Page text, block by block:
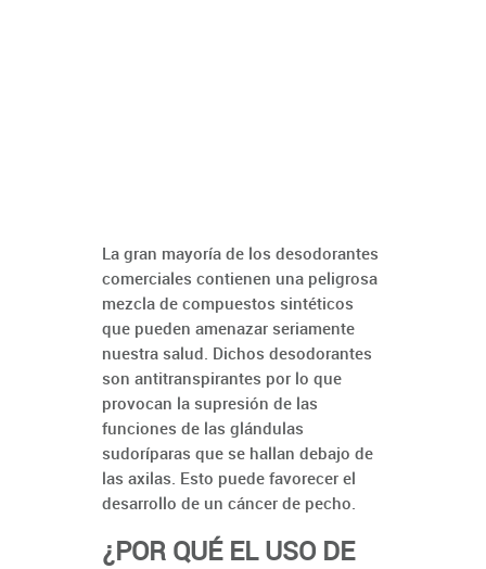
La gran mayoría de los desodorantes
comerciales contienen una peligrosa
mezcla de compuestos sintéticos
que pueden amenazar seriamente
nuestra salud. Dichos desodorantes
son antitranspirantes por lo que
provocan la supresión de las
funciones de las glándulas
sudoríparas que se hallan debajo de
las axilas. Esto puede favorecer el
desarrollo de un cáncer de pecho.
¿POR QUÉ EL USO DE